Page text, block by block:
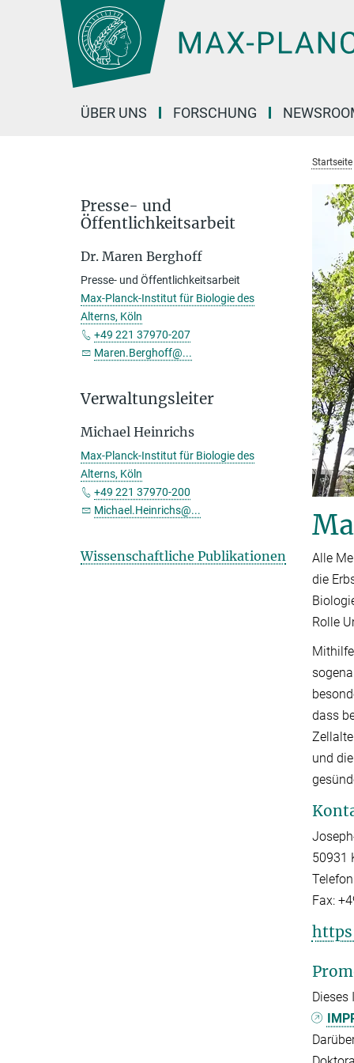
Hauptinhalt
ÜBER UNS FORSCHUNG
Startseite
Alle
die
Rolle
dass
und
50931
Fax:
Presse- und
Öffentlichkeitsarbeit
Dr. Maren Berghoff
Presse- und Öffentlichkeitsarbeit
Max-Planck-Institut für Biologie des
Alterns, Köln
+49 221 37970-207
Maren.Berghoff@...
Verwaltungsleiter
Michael Heinrichs
Max-Planck-Institut für Biologie des
Alterns, Köln
+49 221 37970-200
Michael.Heinrichs@...
Wissenschaftliche Publikationen